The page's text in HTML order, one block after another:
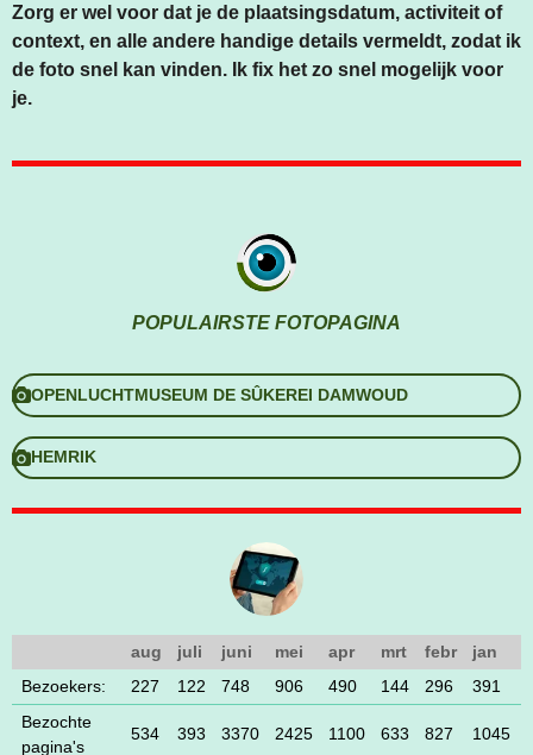
Zorg er wel voor dat je de plaatsingsdatum, activiteit of
context, en alle andere handige details vermeldt, zodat ik
de foto snel kan vinden. Ik fix het zo snel mogelijk voor
je.
POPULAIRSTE FOTOPAGINA
OPENLUCHTMUSEUM DE SÛKEREI DAMWOUD
HEMRIK
aug juli juni mei apr mrt febr
jan
Bezoekers:
227 122 748 906 490 144 296
391
Bezochte
pagina's
534 393 3370 2425 1100 633 827 1045